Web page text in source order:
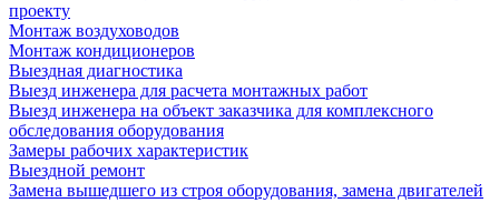
проекту
Монтаж воздуховодов
Монтаж кондиционеров
Выездная диагностика
Выезд инженера для расчета монтажных работ
Выезд инженера на объект заказчика для комплексного
обследования оборудования
Замеры рабочих характеристик
Выездной ремонт
Замена вышедшего из строя оборудования, замена двигателей